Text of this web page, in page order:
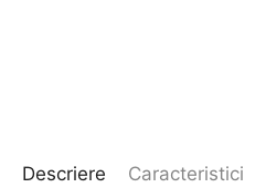
Descriere Caracteristici